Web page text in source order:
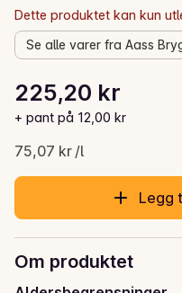
Dette produktet kan kun
Se alle varer fra Aass
Gjeldende pris er:
225,20 kr
+ pant på 12,00 kr
75,07 kr /l
Stykkpris: 75,07 kr /l
Legg
Om produktet